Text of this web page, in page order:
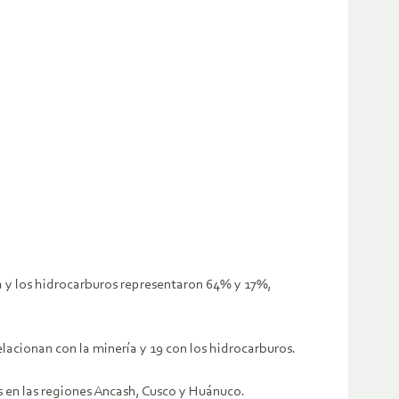
los hidrocarburos representaron 64% y 17%,
con la minería y 19 con los hidrocarburos.
las regiones Ancash, Cusco y Huánuco.